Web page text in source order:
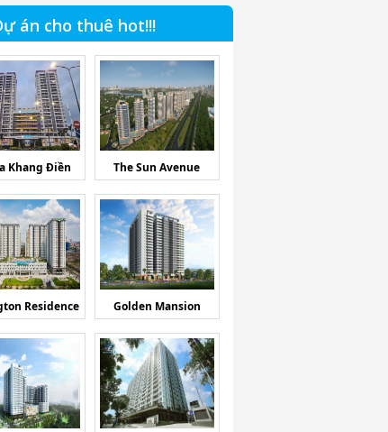
án cho thuê hot!!!
Khang Điền The Sun Avenue
Residence Golden Mansion